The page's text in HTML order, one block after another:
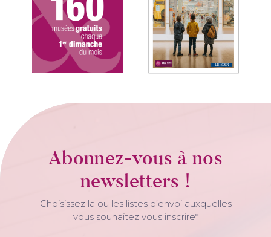
Abonnez-vous à nos
newsletters !
Choisissez la ou les listes d’envoi auxquelles
vous souhaitez vous inscrire*